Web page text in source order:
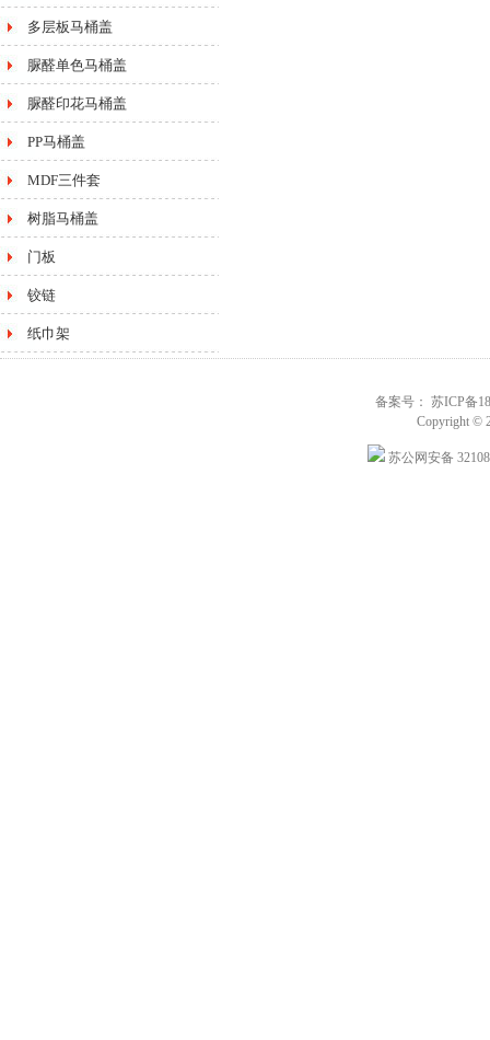
多层板马桶盖
脲醛单色马桶盖
脲醛印花马桶盖
PP马桶盖
MDF三件套
树脂马桶盖
门板
铰链
纸巾架
备案号： 苏ICP备
Copyright ©
苏公网安备